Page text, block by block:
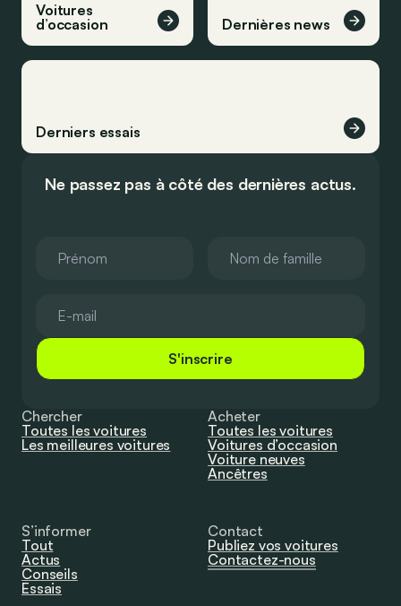
Voitures
d’occasion
Dernières news
Derniers essais
Ne passez pas à côté des dernières actus.
S'inscrire
Chercher
Toutes les voitures
Les meilleures voitures
Acheter
Toutes les voitures
Voitures d’occasion
Voiture neuves
Ancêtres
S’informer
Tout
Actus
Conseils
Essais
Contact
Publiez vos voitures
Contactez-nous